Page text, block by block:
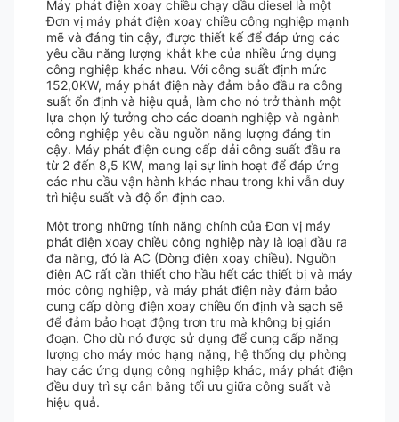
Máy phát điện xoay chiều chạy dầu diesel là một
Đơn vị máy phát điện xoay chiều công nghiệp mạnh
mẽ và đáng tin cậy, được thiết kế để đáp ứng các
yêu cầu năng lượng khắt khe của nhiều ứng dụng
công nghiệp khác nhau. Với công suất định mức
152,0KW, máy phát điện này đảm bảo đầu ra công
suất ổn định và hiệu quả, làm cho nó trở thành một
lựa chọn lý tưởng cho các doanh nghiệp và ngành
công nghiệp yêu cầu nguồn năng lượng đáng tin
cậy. Máy phát điện cung cấp dải công suất đầu ra
từ 2 đến 8,5 KW, mang lại sự linh hoạt để đáp ứng
các nhu cầu vận hành khác nhau trong khi vẫn duy
trì hiệu suất và độ ổn định cao.
Một trong những tính năng chính của Đơn vị máy
phát điện xoay chiều công nghiệp này là loại đầu ra
đa năng, đó là AC (Dòng điện xoay chiều). Nguồn
điện AC rất cần thiết cho hầu hết các thiết bị và máy
móc công nghiệp, và máy phát điện này đảm bảo
cung cấp dòng điện xoay chiều ổn định và sạch sẽ
để đảm bảo hoạt động trơn tru mà không bị gián
đoạn. Cho dù nó được sử dụng để cung cấp năng
lượng cho máy móc hạng nặng, hệ thống dự phòng
hay các ứng dụng công nghiệp khác, máy phát điện
đều duy trì sự cân bằng tối ưu giữa công suất và
hiệu quả.